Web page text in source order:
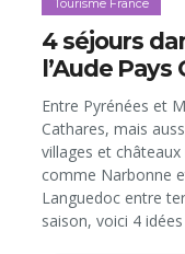
4 séjours
l’Aude Pays
Entre Pyrénées et
Cathares, mais
villages et
comme Narbonne
Languedoc entre
saison, voici 4